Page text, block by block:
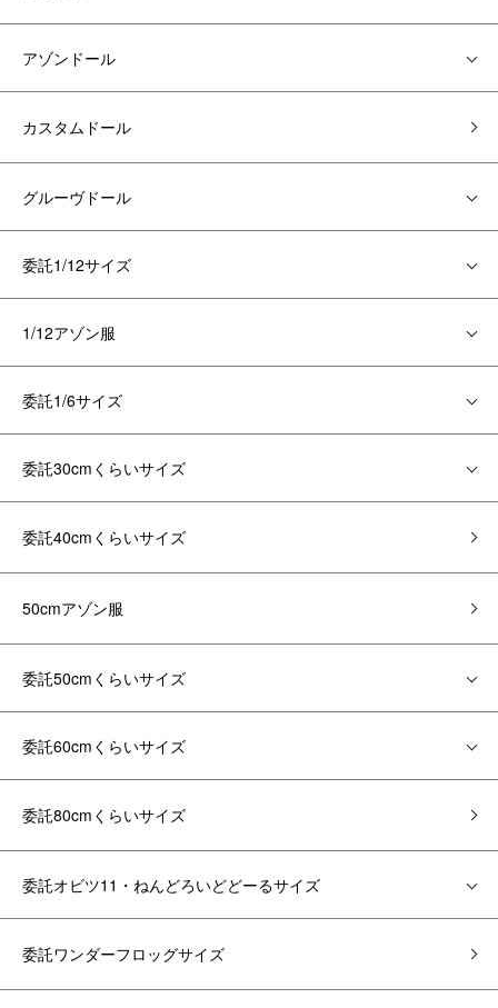
アゾンドール
カスタムドール
グルーヴドール
委託1/12サイズ
1/12アゾン服
委託1/6サイズ
委託30cmくらいサイズ
委託40cmくらいサイズ
50cmアゾン服
委託50cmくらいサイズ
委託60cmくらいサイズ
委託80cmくらいサイズ
委託オビツ11・ねんどろいどどーるサイズ
委託ワンダーフロッグサイズ